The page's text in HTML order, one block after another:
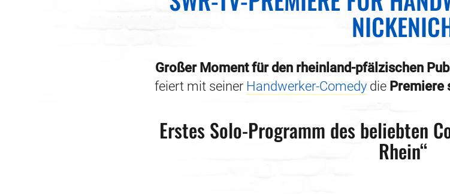
Großer Moment für den rheinland-pfälzischen
feiert mit seiner Handwerker-Comedy die Premiere
Erstes Solo-Programm des beliebten
Rhein“